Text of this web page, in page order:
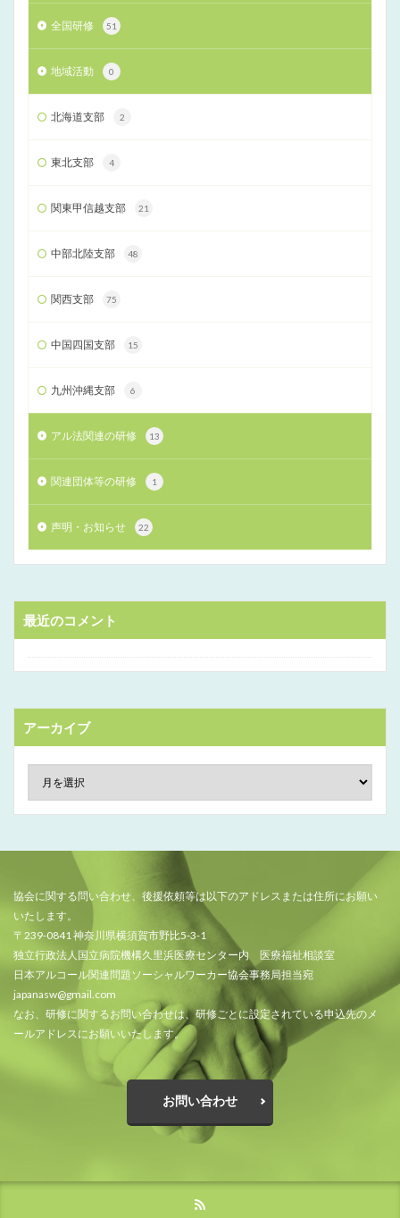
全国研修 51
地域活動 0
北海道支部 2
東北支部 4
関東甲信越支部 21
中部北陸支部 48
関西支部 75
中国四国支部 15
九州沖縄支部 6
アル法関連の研修 13
関連団体等の研修 1
声明・お知らせ 22
最近のコメント
アーカイブ
協会に関する問い合わせ、後援依頼等は以下のアドレスまたは住所にお願い
いたします。
〒239-0841 神奈川県横須賀市野比5-3-1
独立行政法人国立病院機構久里浜医療センター内 医療福祉相談室
日本アルコール関連問題ソーシャルワーカー協会事務局担当宛
japanasw@gmail.com
なお、研修に関するお問い合わせは、研修ごとに設定されている申込先のメ
ールアドレスにお願いいたします。
お問い合わせ